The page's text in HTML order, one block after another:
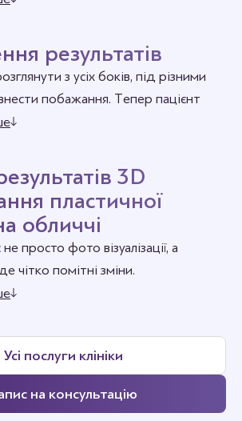
над фото: пацієнт точно
а фахівець досконально
спеціальних інструментів.
носа усувається горбинка,
(носа) та грамотно
операційного процесу.
результатів
з усіх боків, під різними
побажання. Тепер пацієнт
очікують.
різних оперативних методик.
+ пластики підборіддя
вилиць власним жиром
фото підбирається хірургічна
з анатомічних особливостей
схожості дозволяє
3D
пластичної
обличчі
просто фото візуалізації, а
чітко помітні зміни.
Усі послуги клініки
на консультацію